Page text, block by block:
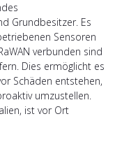
Grundbesitzer. Es
Sensoren
verbunden sind
Dies ermöglicht es
Schäden entstehen,
umzustellen.
ist vor Ort